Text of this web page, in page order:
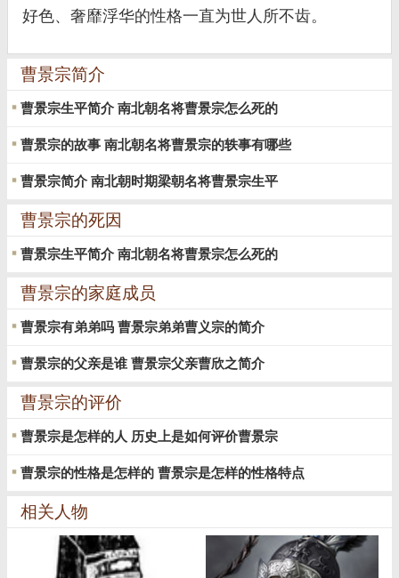
好色、奢靡浮华的性格一直为世人所不齿。
曹景宗简介
曹景宗生平简介 南北朝名将曹景宗怎么死的
曹景宗的故事 南北朝名将曹景宗的轶事有哪些
曹景宗简介 南北朝时期梁朝名将曹景宗生平
曹景宗的死因
曹景宗生平简介 南北朝名将曹景宗怎么死的
曹景宗的家庭成员
曹景宗有弟弟吗 曹景宗弟弟曹义宗的简介
曹景宗的父亲是谁 曹景宗父亲曹欣之简介
曹景宗的评价
曹景宗是怎样的人 历史上是如何评价曹景宗
曹景宗的性格是怎样的 曹景宗是怎样的性格特点
相关人物